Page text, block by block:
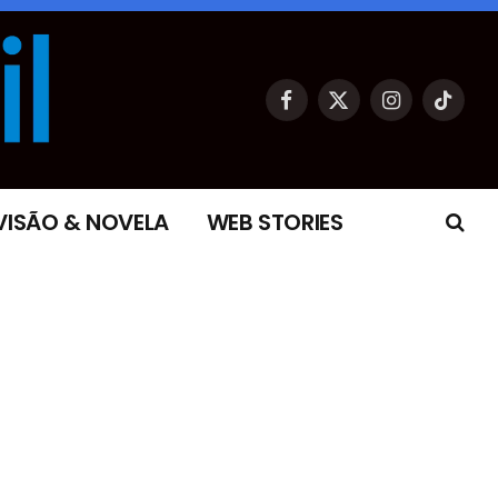
Facebook
X
Instagram
TikTok
& NOVELA WEB STORIES